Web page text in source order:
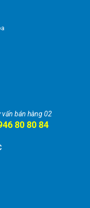
vấn bán hàng 02
80 80 84